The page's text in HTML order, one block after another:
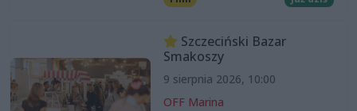
Szczeciński Bazar
Smakoszy
9 sierpnia 2026, 10:00
OFF Marina